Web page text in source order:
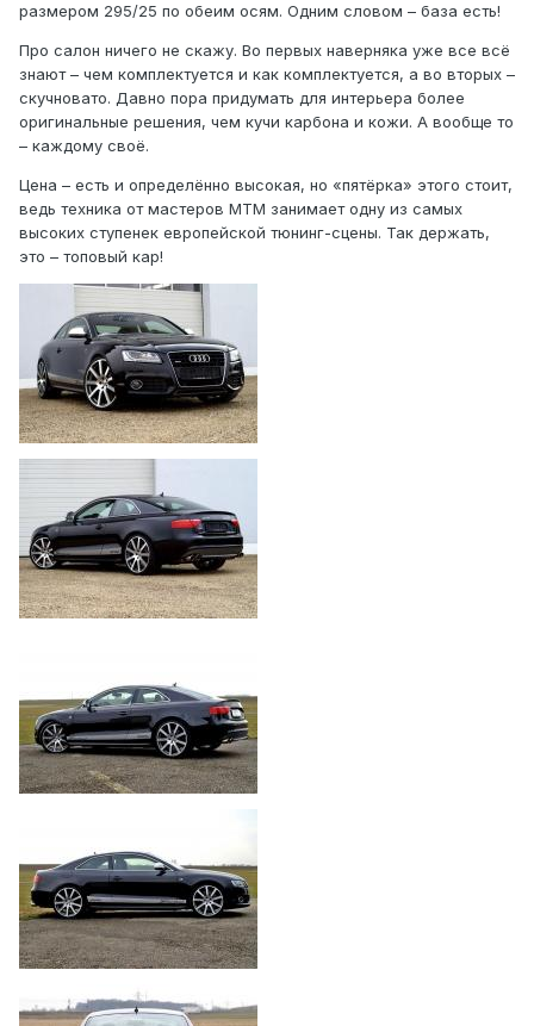
размером 295/25 по обеим осям. Одним словом – база есть!
Про салон ничего не скажу. Во первых наверняка уже все всё
знают – чем комплектуется и как комплектуется, а во вторых –
скучновато. Давно пора придумать для интерьера более
оригинальные решения, чем кучи карбона и кожи. А вообще то
– каждому своё.
Цена – есть и определённо высокая, но «пятёрка» этого стоит,
ведь техника от мастеров МТМ занимает одну из самых
высоких ступенек европейской тюнинг-сцены. Так держать,
это – топовый кар!